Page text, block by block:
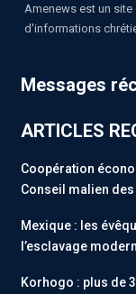
Amenews est un
d'informations
Messages
ARTICLES
Coopération
Conseil malien
Mexique : les
l’esclavage
Korhogo : plus de